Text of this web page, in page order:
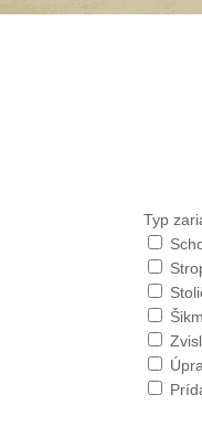
Typ